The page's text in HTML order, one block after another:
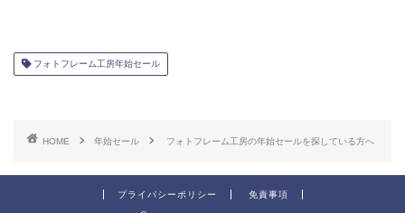
フォトフレーム工房年始セール
HOME 年始セール フォトフレーム工房の年始セールを探している方へ
プライバシーポリシー 免責事項